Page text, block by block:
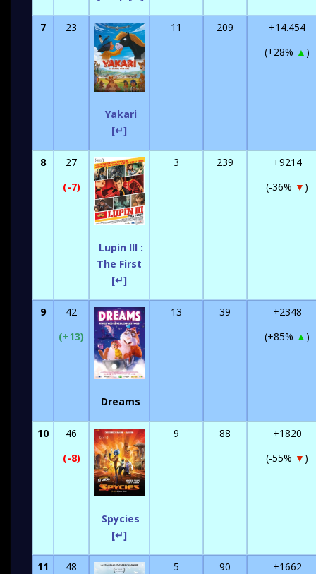
7 23
Yakari
[↵]
11 209
+14.454
(+28% ▲ )
8
27
(-7)
Lupin III :
The First
[↵]
3 239
+9214
(-36% ▼ )
9
42
(+13)
Dreams
13 39
+2348
(+85% ▲ )
10
46
(-8)
Spycies
[↵]
9 88
+1820
(-55% ▼ )
11 48 5 90
+1662